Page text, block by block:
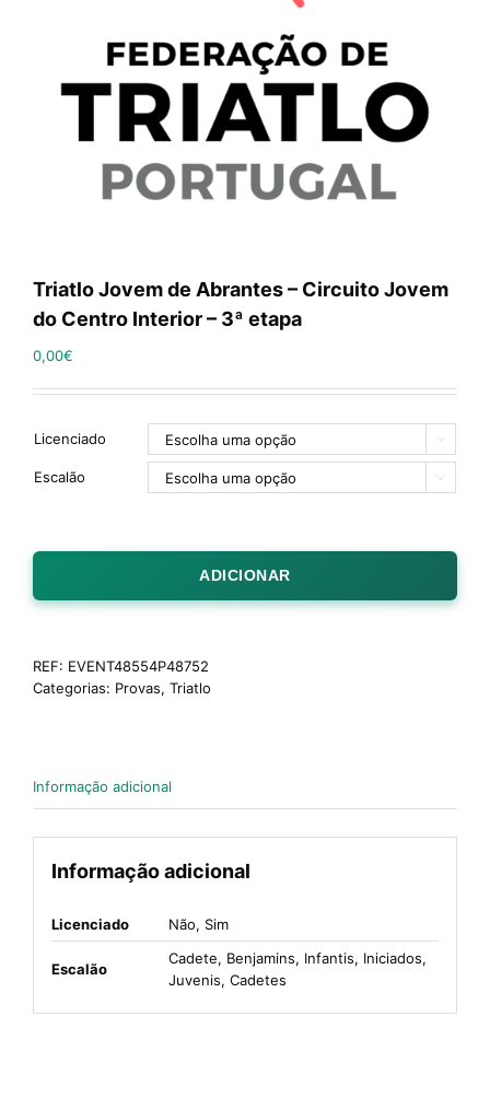
Triatlo Jovem de Abrantes – Circuito Jovem
do Centro Interior – 3ª etapa
0,00€
Licenciado 
Escalão 
ADICIONAR
REF: EVENT48554P48752
Categorias: Provas, Triatlo
Informação adicional
Informação adicional
Licenciado Não, Sim
Escalão
Cadete, Benjamins, Infantis, Iniciados,
Juvenis, Cadetes